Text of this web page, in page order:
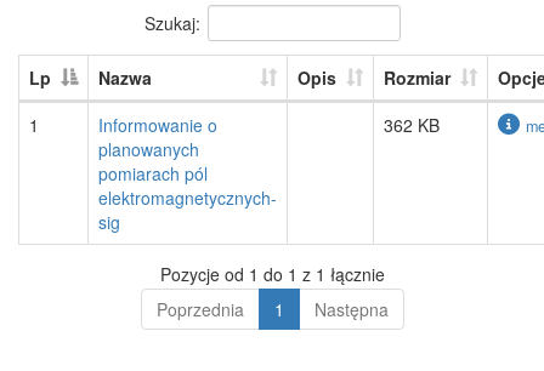
Szukaj:
Lp Nazwa Opis Rozmiar
1
Informowanie o
planowanych
pomiarach pól
elektromagnetycznych-
sig
362 KB
Pozycje od 1 do 1 z 1 łącznie
Poprzednia
1 Następna